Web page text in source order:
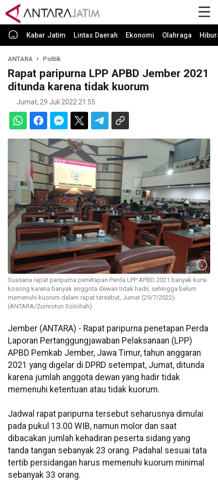
Kabar Jatim Lintas Daerah Ekonomi Olahraga
ANTARA Politik
Rapat paripurna LPP APBD Jember 2021
ditunda karena tidak kuorum
Jumat, 29 Juli 2022 21:55
Suasana rapat paripurna penetapan Perda LPP APBD 2021 banyak kursi
kosong karena banyak anggota dewan tidak hadir, sehingga belum
memenuhi kuorum dalam rapat tersebut, Jumat (29/7/2022).
(ANTARA/Zumrotun Solichah)
Jember (ANTARA) - Rapat paripurna penetapan Perda
Laporan Pertanggungjawaban Pelaksanaan (LPP)
APBD Pemkab Jember, Jawa Timur, tahun anggaran
2021 yang digelar di DPRD setempat, Jumat, ditunda
karena jumlah anggota dewan yang hadir tidak
memenuhi ketentuan atau tidak kuorum.
Jadwal rapat paripurna tersebut seharusnya dimulai
pada pukul 13.00 WIB, namun molor dan saat
dibacakan jumlah kehadiran peserta sidang yang
tanda tangan sebanyak 23 orang. Padahal sesuai tata
tertib persidangan harus memenuhi kuorum minimal
sebanyak 33 orang.